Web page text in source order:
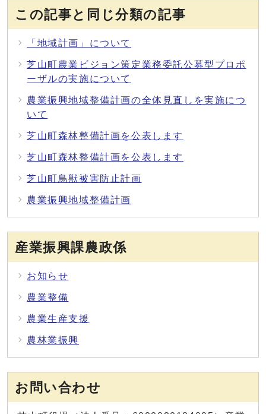
この記事と同じ分類の記事
「地域計画」について
芝山町農業ビジョン策定業務委託公募型プロポ
ーザルの実施について
農業振興地域整備計画の全体見直しを実施につ
いて
芝山町森林整備計画を公表します
芝山町森林整備計画を公表します
芝山町鳥獣被害防止計画
農業振興地域整備計画
産業振興課農政係
お知らせ
農業整備
農業生産支援
農林業振興
お問い合わせ